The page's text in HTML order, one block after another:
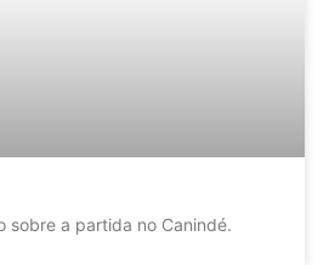
sobre a partida no Canindé.